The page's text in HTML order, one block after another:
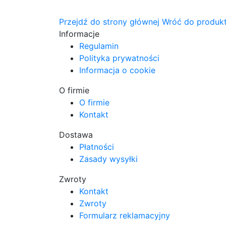
Przejdź do strony głównej Wróć do
Informacje
Regulamin
Polityka prywatności
Informacja o cookie
O firmie
O firmie
Kontakt
Dostawa
Płatności
Zasady wysyłki
Zwroty
Kontakt
Zwroty
Formularz reklamacyjny